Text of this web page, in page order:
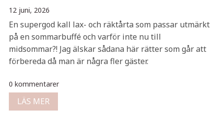
12 juni, 2026
En supergod kall lax- och räktårta som passar utmärkt
på en sommarbuffé och varför inte nu till
midsommar?! Jag älskar sådana här rätter som går att
förbereda då man är några fler gäster.
0 kommentarer
LÄS MER